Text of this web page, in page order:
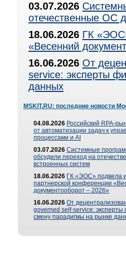
03.07.2026
отечественные ОС
18.06.2026 ГК
«Весенний
16.06.2026 От
service: эксперты
данных
MSKIT.RU: последние новости
04.08.2026 Российский RPA-
от автоматизации задач к
процессами и AI
03.07.2026 Системные
обсудили переход на
встроенных систем
18.06.2026 ГК «ЭОС» подвела
партнерской конференции
документооборот – 2026»
16.06.2026 От
governed self-service: эксперты
смену парадигмы на рынке